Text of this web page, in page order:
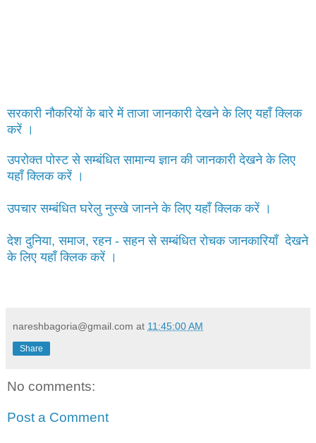
सरकारी नौकरियों के बारे में ताजा जानकारी देखने के लिए यहाँ क्लिक
करें ।
उपरोक्त पोस्ट से सम्बंधित सामान्य ज्ञान की जानकारी देखने के लिए
यहाँ क्लिक करें ।
उपचार सम्बंधित घरेलु नुस्खे जानने के लिए यहाँ क्लिक करें ।
देश दुनिया, समाज, रहन - सहन से सम्बंधित रोचक जानकारियाँ देखने
के लिए यहाँ क्लिक करें ।
nareshbagoria@gmail.com at 11:45:00 AM
Share
No comments:
Post a Comment